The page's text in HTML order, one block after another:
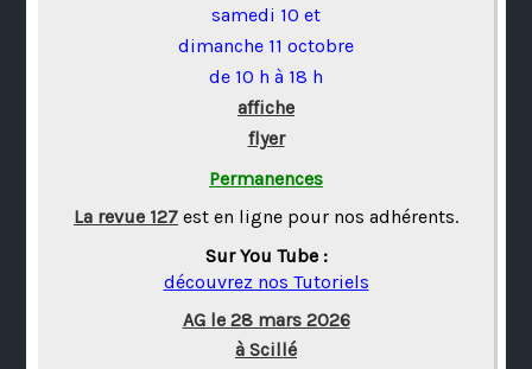
samedi 10 et
dimanche 11 octobre
de 10 h à 18 h
affiche
flyer
Permanences
La revue 127 est en ligne pour nos adhérents.
Sur You Tube :
découvrez nos Tutoriels
AG le 28 mars 2026
à Scillé